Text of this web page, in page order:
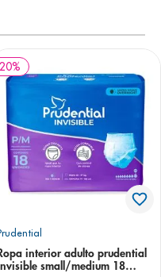
20%
interior adulto prudential
small/medium 18